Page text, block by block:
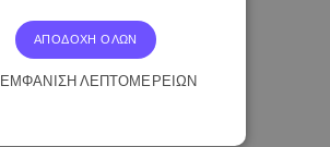
ΑΠΟΔΟΧΉ ΌΛΩΝ
ΕΜΦΆΝΙΣΗ ΛΕΠΤΟΜΕΡΕΙΏΝ